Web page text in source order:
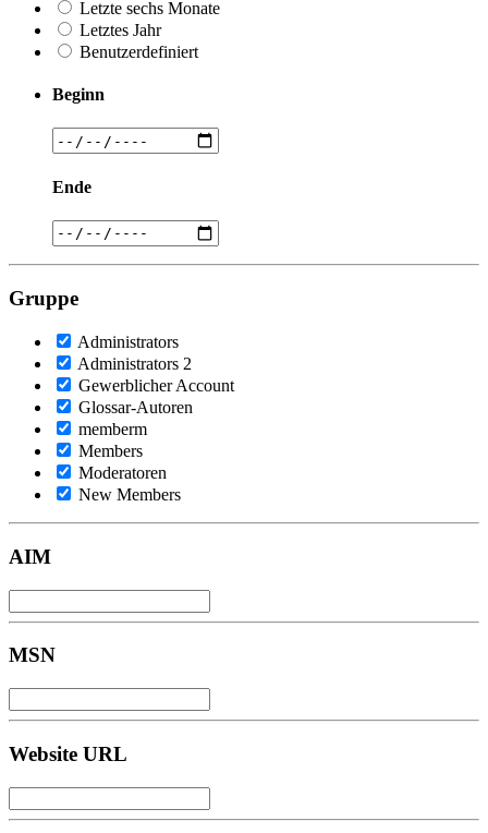
Letzte sechs Monate
Letztes Jahr
Benutzerdefiniert
Beginn
Ende
Gruppe
Administrators
Administrators 2
Gewerblicher Account
Glossar-Autoren
memberm
Members
Moderatoren
New Members
AIM
MSN
Website URL